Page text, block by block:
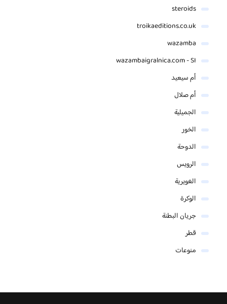
steroids
troikaeditions.co.uk
wazamba
wazambaigralnica.com - SI
أم سيعيد
أم صلال
الجميلية
الخور
الدوحة
الرويس
الغويرية
الوكرة
جريان البطنة
قطر
منوعات